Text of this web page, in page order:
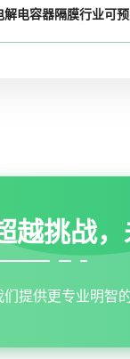
解电容器隔膜行业可
越挑战
们提供更专业明智